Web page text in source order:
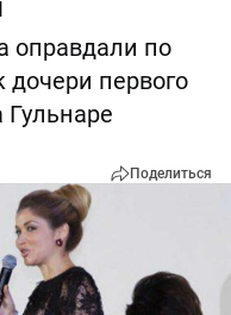
оправдали по
дочери первого
Поделиться